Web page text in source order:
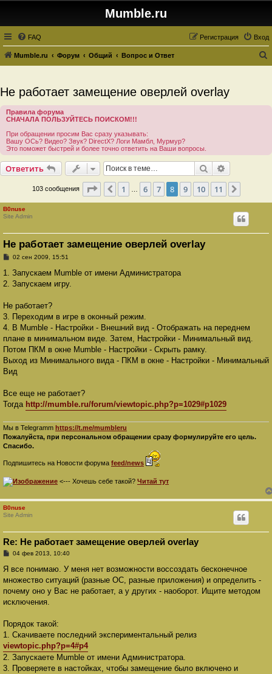
Mumble.ru
FAQ Вход
Регистрация
Mumble.ru Форум Общий Вопрос и Ответ
Не работает замещение оверлей overlay
Правила форума
СНАЧАЛА ПОЛЬЗУЙТЕСЬ ПОИСКОМ!!!
При обращении просим Вас сразу указывать:
Вашу ОСь? Видео? Звук? DirectX? Логи Мамбл, Мурмур?
Это поможет быстрей и более точно ответить на Ваши вопросы.
Ответить Поиск
103 сообщения Страница из 11
Пред.
1 6 7 8 9 10 11
B0nuse
Site Admin
Не работает замещение оверлей overlay
С
о
щ
и
е
02 сен 2009, 15:51
1. Запускаем Mumble от имени Администратора
2. Запускаем игру.
Не работает?
3. Переходим в игре в оконный режим.
4. В Mumble - Настройки - Внешний вид - Отображать на переднем
плане в минимальном виде. Затем, Настройки - Минимальный вид.
Потом ПКМ в окне Mumble - Настройки - Скрыть рамку.
Выход из Минимального вида - ПКМ в окне - Настройки - Минимальный
Вид
Все еще не работает?
Тогда http://mumble.ru/forum/viewtopic.php?p=1029#p1029
Мы в Telegramm https://t.me/mumbleru
Пожалуйста, при персональном обращении сразу формулируйте его цель.
Спасибо.
Подпишитесь на Новости форума feed/news
<--- Хочешь себе такой? Читай тут
B0nuse
Site Admin
Re: Не работает замещение оверлей overlay
С
о
щ
е
и
04 фев 2013, 10:40
Я все понимаю. У меня нет возможности воссоздать бесконечное
множество ситуаций (разные ОС, разные приложения) и определить -
почему оно у Вас не работает, а у других - наоборот. Ищите методом
исключения.
Порядок такой:
1. Скачиваете последний экспериментальный релиз
viewtopic.php?p=4#p4
2. Запускаете Mumble от имени Администратора.
3. Проверяете в настойках, чтобы замещение было включено и